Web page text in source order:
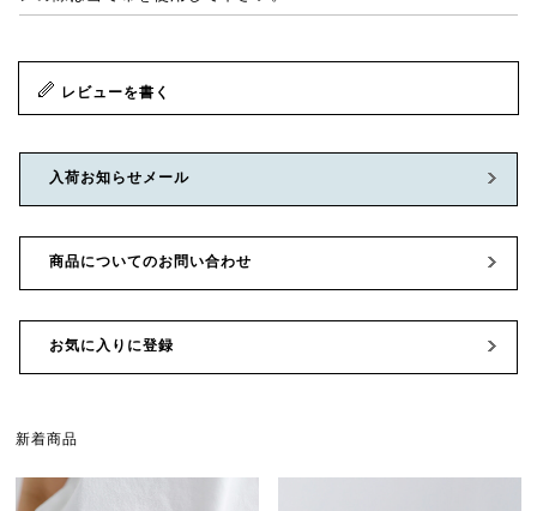
レビューを書く
入荷お知らせメール
商品についてのお問い合わせ
お気に入りに登録
新着商品